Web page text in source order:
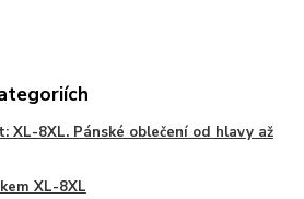
XL-8XL. Pánské oblečení od hlavy až
XL-8XL